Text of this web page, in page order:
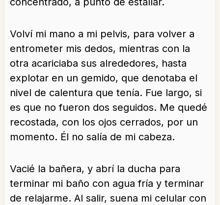
Volví mi mano a mi pelvis, para volver a
entrometer mis dedos, mientras con la
otra acariciaba sus alrededores, hasta
explotar en un gemido, que denotaba el
nivel de calentura que tenía. Fue largo, si
es que no fueron dos seguidos. Me quedé
recostada, con los ojos cerrados, por un
momento. Él no salía de mi cabeza.
Vacié la bañera, y abrí la ducha para
terminar mi baño con agua fría y terminar
de relajarme. Al salir, suena mi celular con